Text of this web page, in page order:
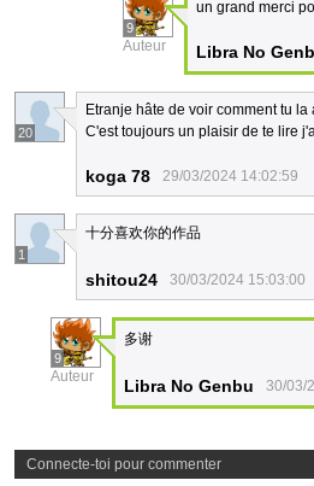
9
Auteur
un grand merci
Libra No
20
Etranje hâte de voir comment tu la
C'est toujours un plaisir de te lire
koga 78 29/03/2024 14:02:59
1
十分喜欢你的作品
shitou24 30/03/2024 15:03:00
9
Auteur
多谢
Libra No Genbu 30/03/
Connecte-toi pour commenter